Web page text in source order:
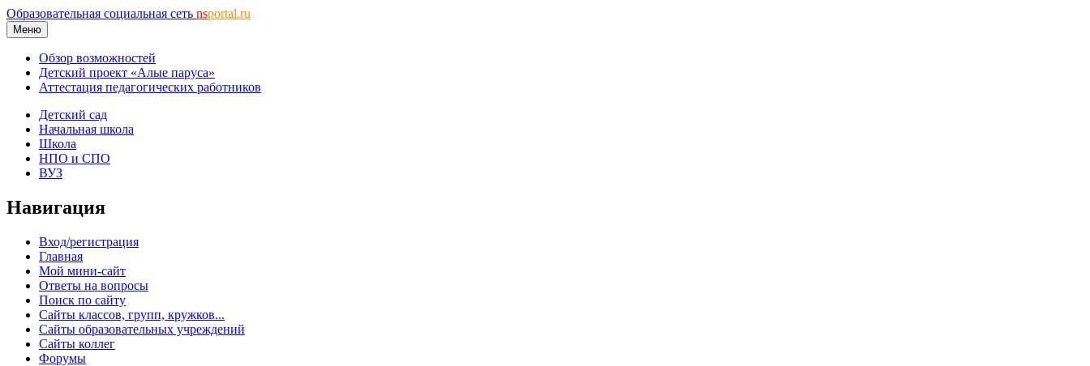
Образовательная социальная сеть nsportal.ru
Меню
Обзор возможностей
Детский проект «Алые паруса»
Аттестация педагогических работников
Детский сад
Начальная школа
Школа
НПО и СПО
ВУЗ
Навигация
Вход/регистрация
Главная
Мой мини-сайт
Ответы на вопросы
Поиск по сайту
Сайты классов, групп, кружков...
Сайты образовательных учреждений
Сайты коллег
Форумы